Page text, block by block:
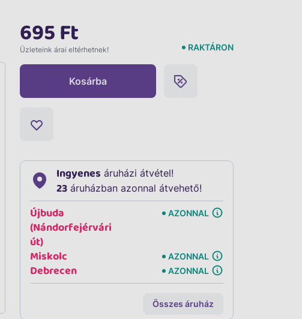
695 Ft
Üzleteink árai eltérhetnek! RAKTÁRON
Kosárba
Ingyenes áruházi átvétel!
23 áruházban azonnal átvehető!
Újbuda
(Nándorfejérvári
út)
AZONNAL
Miskolc AZONNAL
Debrecen AZONNAL
Összes áruház